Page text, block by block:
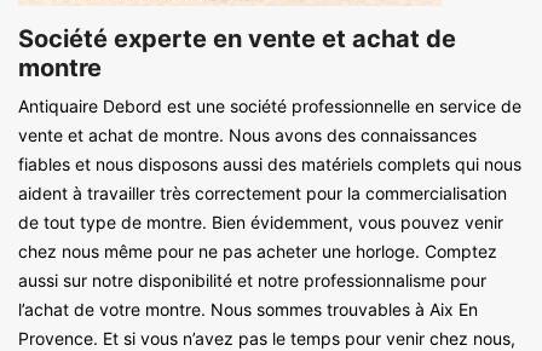
Société experte en vente et achat de
montre
Antiquaire Debord est une société professionnelle en service de
vente et achat de montre. Nous avons des connaissances
fiables et nous disposons aussi des matériels complets qui nous
aident à travailler très correctement pour la commercialisation
de tout type de montre. Bien évidemment, vous pouvez venir
chez nous même pour ne pas acheter une horloge. Comptez
aussi sur notre disponibilité et notre professionnalisme pour
l’achat de votre montre. Nous sommes trouvables à Aix En
Provence. Et si vous n’avez pas le temps pour venir chez nous,